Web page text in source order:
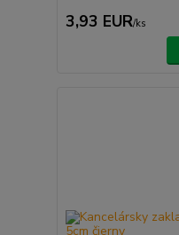
3,93 EUR/ks